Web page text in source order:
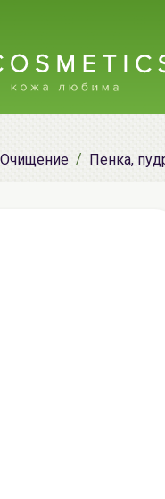
Очищение Пенка,